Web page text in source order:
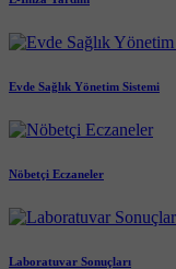
Evde Sağlık Yönetim Sistemi
Nöbetçi Eczaneler
Laboratuvar Sonuçları